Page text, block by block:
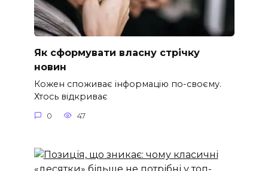
Як сформувати власну стрічку
новин
Кожен споживає інформацію по-своєму.
Хтось відкриває
0 47